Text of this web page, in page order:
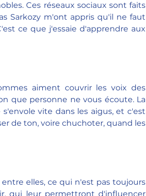
Ces réseaux sociaux sont faits
Sarkozy m'ont appris qu'il ne faut
ce que j'essaie d'apprendre aux
aiment couvrir les voix des
que personne ne vous écoute. La
vite dans les aigus, et c'est
de ton, voire chuchoter, quand les
elles, ce qui n'est pas toujours
qui leur permettront d'influencer